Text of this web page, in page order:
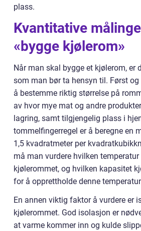
plass.
Kvantitative
«bygge kjølerom»
Når man skal bygge et kjølerom, er
som man bør ta hensyn til. Først
å bestemme riktig størrelse på
av hvor mye mat og andre
lagring, samt tilgjengelig plass i
tommelfingerregel er å beregne en
1,5 kvadratmeter per
må man vurdere hvilken
kjølerommet, og hvilken kapasitet
for å opprettholde denne
En annen viktig faktor å vurdere er
kjølerommet. God isolasjon er
at varme kommer inn og kulde